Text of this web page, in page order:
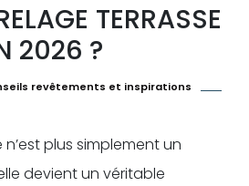
TERRASSE
2026 ?
revêtements et inspirations
n’est plus simplement un
devient un véritable